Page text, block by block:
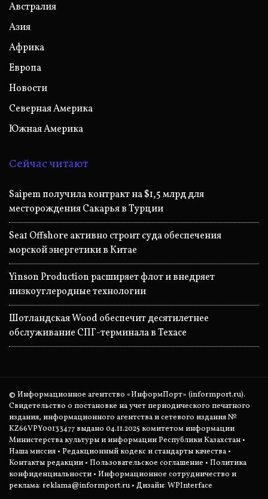
Австралия
Азия
Африка
Европа
Новости
Северная Америка
Южная Америка
Сейчас читают
Saipem получила контракт на $1,5 млрд для
месторождения Сакарья в Турции
Sea1 Offshore активно строит суда обеспечения
морской энергетики в Китае
Yinson Production расширяет флот и внедряет
низкоуглеродные технологии
Шотландская Wood обеспечит десятилетнее
обслуживание СПГ-терминала в Техасе
© Информационное агентство «ИнформПорт» (informport.ru).
Свидетельство о постановке на учет периодического печатного
издания, информационного агентства и сетевого издания №
KZ66VPY00133477 выдано 04.11.2025 комитетом информации
Министерства культуры и информации Республики Казахстан •
Наша миссия • Редакционный кодекс и стандарты качества •
Контакты редакции • Пользовательское соглашение • Политика
конфиденциальности • Информационное сотрудничество и
реклама: reklama@informport.ru • Дизайн: WPInterface